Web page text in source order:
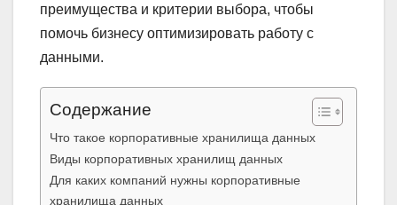
преимущества и критерии выбора, чтобы
помочь бизнесу оптимизировать работу с
данными.
Содержание
Что такое корпоративные хранилища данных
Виды корпоративных хранилищ данных
Для каких компаний нужны корпоративные
хранилища данных